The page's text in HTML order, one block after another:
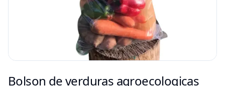
Bolson de verduras agroecologicas